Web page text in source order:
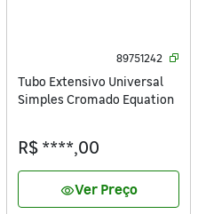
89751242
Tubo Extensivo Universal
Simples Cromado Equation
R$ ****,00
visibilityVer Preço